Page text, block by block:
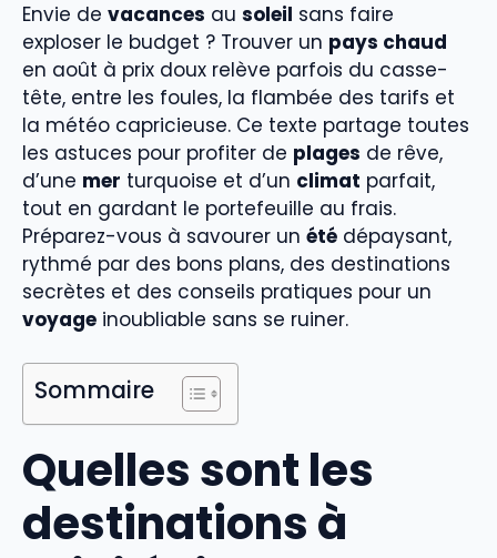
Envie de vacances au soleil sans faire
exploser le budget ? Trouver un pays chaud
en août à prix doux relève parfois du casse-
tête, entre les foules, la flambée des tarifs et
la météo capricieuse. Ce texte partage toutes
les astuces pour profiter de plages de rêve,
d’une mer turquoise et d’un climat parfait,
tout en gardant le portefeuille au frais.
Préparez-vous à savourer un été dépaysant,
rythmé par des bons plans, des destinations
secrètes et des conseils pratiques pour un
voyage inoubliable sans se ruiner.
Sommaire
Quelles sont les
destinations à